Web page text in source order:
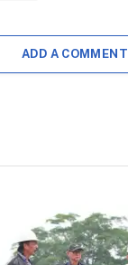
ADD A COMMENT